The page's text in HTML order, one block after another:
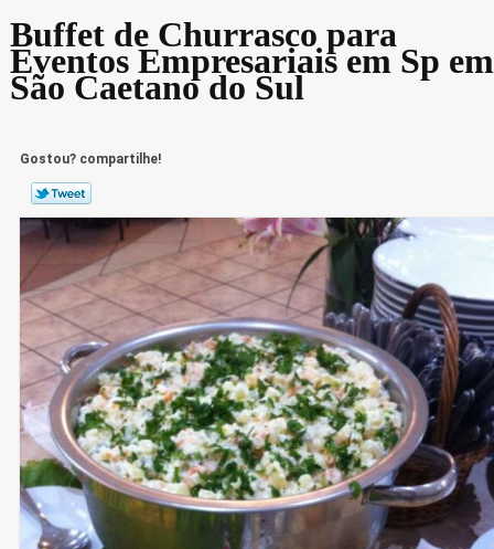
Buffet de Churrasco para
Eventos Empresariais em Sp em
São Caetano do Sul
Gostou? compartilhe!